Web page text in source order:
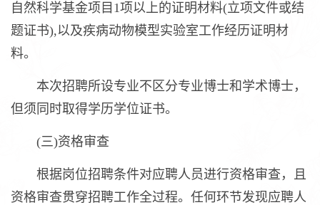
自然科学基金项目1项以上的证明材料(立项文件或结
题证书),以及疾病动物模型实验室工作经历证明材
料。
本次招聘所设专业不区分专业博士和学术博士，
但须同时取得学历学位证书。
(三)资格审查
根据岗位招聘条件对应聘人员进行资格审查，且
资格审查贯穿招聘工作全过程。任何环节发现应聘人